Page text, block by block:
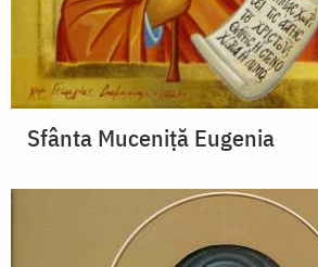
Sfânta Muceniță Eugenia